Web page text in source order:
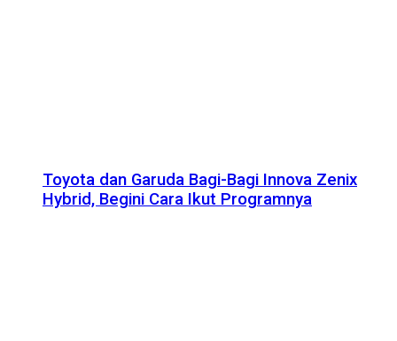
Toyota dan Garuda Bagi-Bagi Innova Zenix
Hybrid, Begini Cara Ikut Programnya